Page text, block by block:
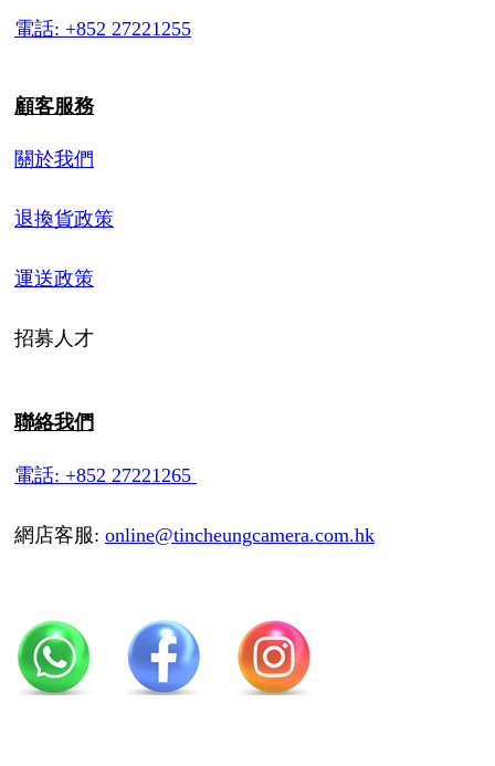
電話: +852 27221255
顧客服務
關於我們
退換貨政策
運送政策
招募人才
聯絡我們
電話: +852 27221265
網店客服: online@tincheungcamera.com.hk